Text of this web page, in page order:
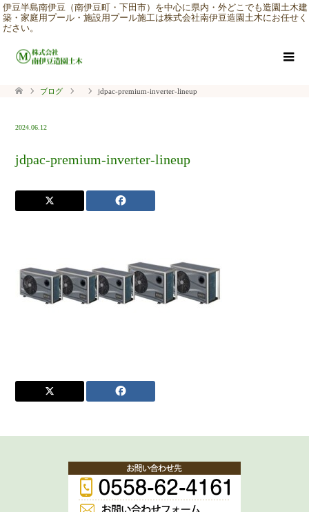
伊豆半島南伊豆（南伊豆町・下田市）を中心に県内・外どこでも造園土木建
築・家庭用プール・施設用プール施工は株式会社南伊豆造園土木にお任せく
ださい。
ブログ jdpac-premium-inverter-lineup
2024.06.12
jdpac-premium-inverter-lineup